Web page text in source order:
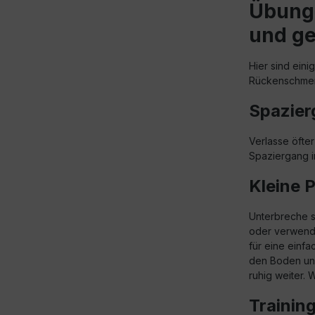
und
Hier sind
Verlasse
Spaziergang
Kleine
Unterbreche
oder
für eine
den Boden
ruhig weiter.